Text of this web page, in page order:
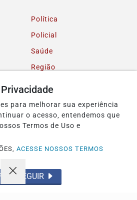
Política
Policial
Saúde
Região
Pet
Tempo
Conteúdo Patrocinado
para melhorar sua experiência
o acesso, entendemos que
Termos de Uso e
ACESSE NOSSOS TERMOS